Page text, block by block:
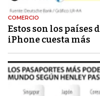
COMERCIO
Estos son los
iPhone cuesta más